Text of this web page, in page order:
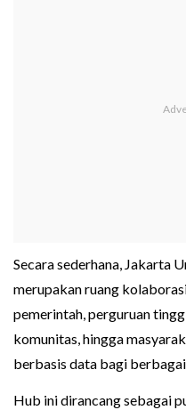
Secara sederhana, Jakarta
merupakan ruang
pemerintah, perguruan
komunitas, hingga
berbasis data bagi
Hub ini dirancang sebagai